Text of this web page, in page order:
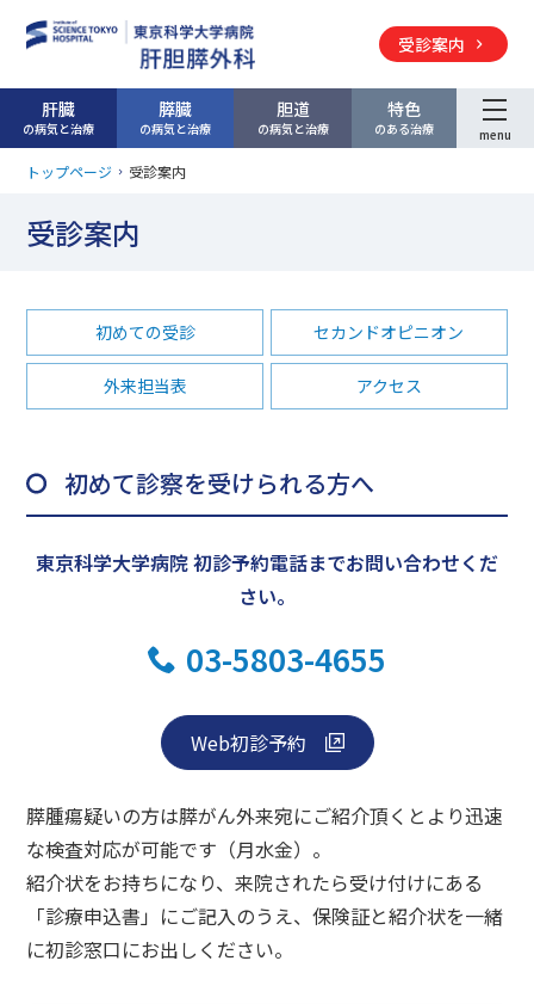
受診案内
肝臓
の病気と治療
膵臓
の病気と治療
胆道
の病気と治療
特色
のある治療 menu
トップページ 受診案内
受診案内
初めての受診 セカンドオピニオン
外来担当表 アクセス
初めて診察を受けられる方へ
東京科学大学病院 初診予約電話までお問い合わせくだ
さい。
03-5803-4655
Web初診予約
膵腫瘍疑いの方は膵がん外来宛にご紹介頂くとより迅速
な検査対応が可能です（月水金）。
紹介状をお持ちになり、来院されたら受け付けにある
「診療申込書」にご記入のうえ、保険証と紹介状を一緒
に初診窓口にお出しください。